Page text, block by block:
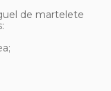
de martelete